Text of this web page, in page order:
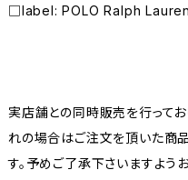
□label: POLO Ralph Lauren
実店舗との同時販売を行って
れの場合はご注文を頂いた商
す。予めご了承下さいますよう